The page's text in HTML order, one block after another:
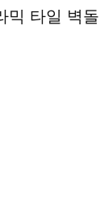
믹 타일 벽